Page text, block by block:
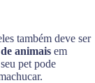
também deve ser
animais em
pet pode